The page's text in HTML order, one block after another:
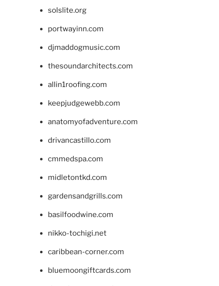
solslite.org
portwayinn.com
djmaddogmusic.com
thesoundarchitects.com
allin1roofing.com
keepjudgewebb.com
anatomyofadventure.com
drivancastillo.com
cmmedspa.com
midletontkd.com
gardensandgrills.com
basilfoodwine.com
nikko-tochigi.net
caribbean-corner.com
bluemoongiftcards.com